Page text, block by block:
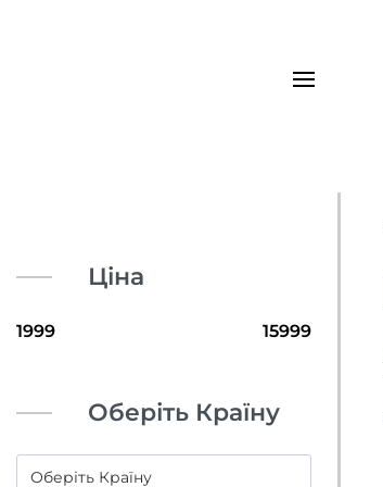
Ціна
Оберіть Країну